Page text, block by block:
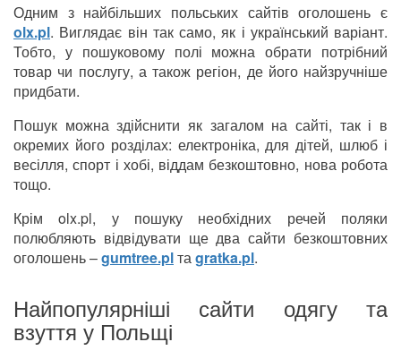
Одним з найбільших польських сайтів оголошень є
olx.pl. Виглядає він так само, як і український варіант.
Тобто, у пошуковому полі можна обрати потрібний
товар чи послугу, а також регіон, де його найзручніше
придбати.
Пошук можна здійснити як загалом на сайті, так і в
окремих його розділах: електроніка, для дітей, шлюб і
весілля, спорт і хобі, віддам безкоштовно, нова робота
тощо.
Крім olx.pl, у пошуку необхідних речей поляки
полюбляють відвідувати ще два сайти безкоштовних
оголошень –gumtree.plтаgratka.pl.
Найпопулярніші сайти одягу та
взуття у Польщі